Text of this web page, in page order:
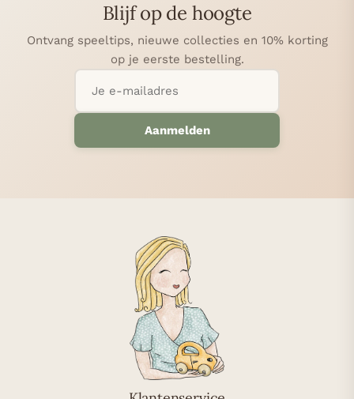
Blijf op de hoogte
Ontvang speeltips, nieuwe collecties en 10% korting
op je eerste bestelling.
Aanmelden